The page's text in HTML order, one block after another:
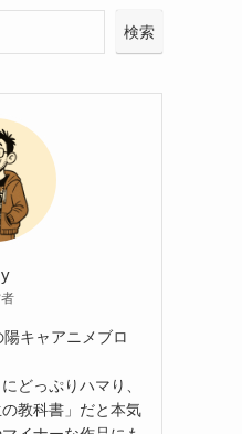
検索
キャアニメブロ
どっぷりハマり、
教科書」だと本気